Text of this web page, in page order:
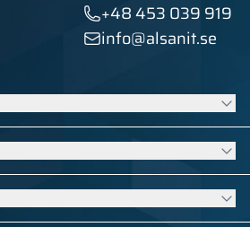
+48 453 039 919
info@alsanit.se